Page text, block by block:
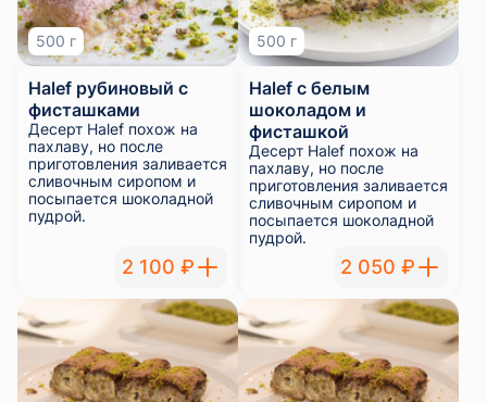
500 г
Halef рубиновый с
фисташками
Десерт Halef похож на
пахлаву, но после
приготовления заливается
сливочным сиропом и
посыпается шоколадной
пудрой.
2 100 ₽
500 г
Halef с белым
шоколадом и
фисташкой
Десерт Halef похож на
пахлаву, но после
приготовления заливается
сливочным сиропом и
посыпается шоколадной
пудрой.
2 050 ₽